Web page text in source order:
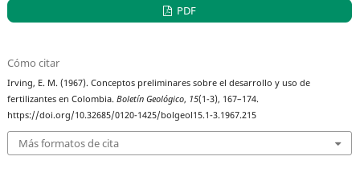
PDF
Cómo citar
Irving, E. M. (1967). Conceptos preliminares sobre el desarrollo y uso de
fertilizantes en Colombia.Boletín Geológico, 15(1-3), 167–174.
https://doi.org/10.32685/0120-1425/bolgeol15.1-3.1967.215
Más formatos de cita